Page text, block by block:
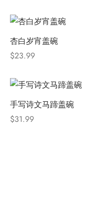
杏白岁宵盖碗
$23.99
手写诗文马蹄盖碗
$31.99